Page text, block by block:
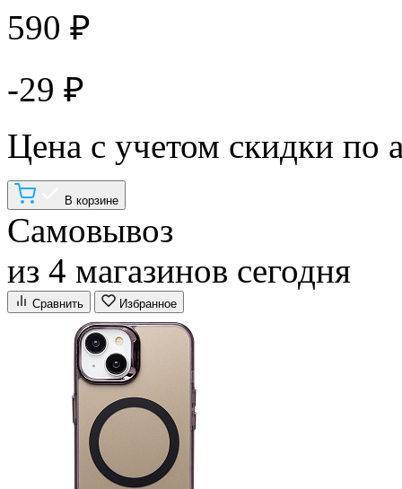
590 ₽
-29 ₽
Цена с учетом скидки по
В корзине
Самовывоз
из 4 магазинов сегодня
Сравнить Избранное